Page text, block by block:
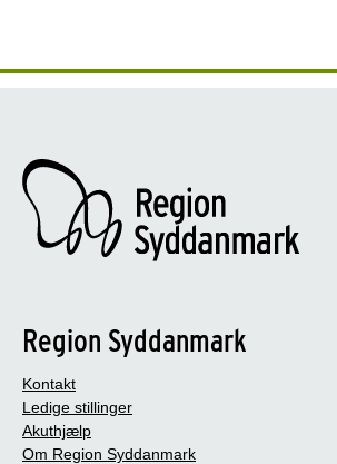
Region Syddanmark
Kontakt
Ledige stillinger
Akuthjælp
Om Region Syddanmark